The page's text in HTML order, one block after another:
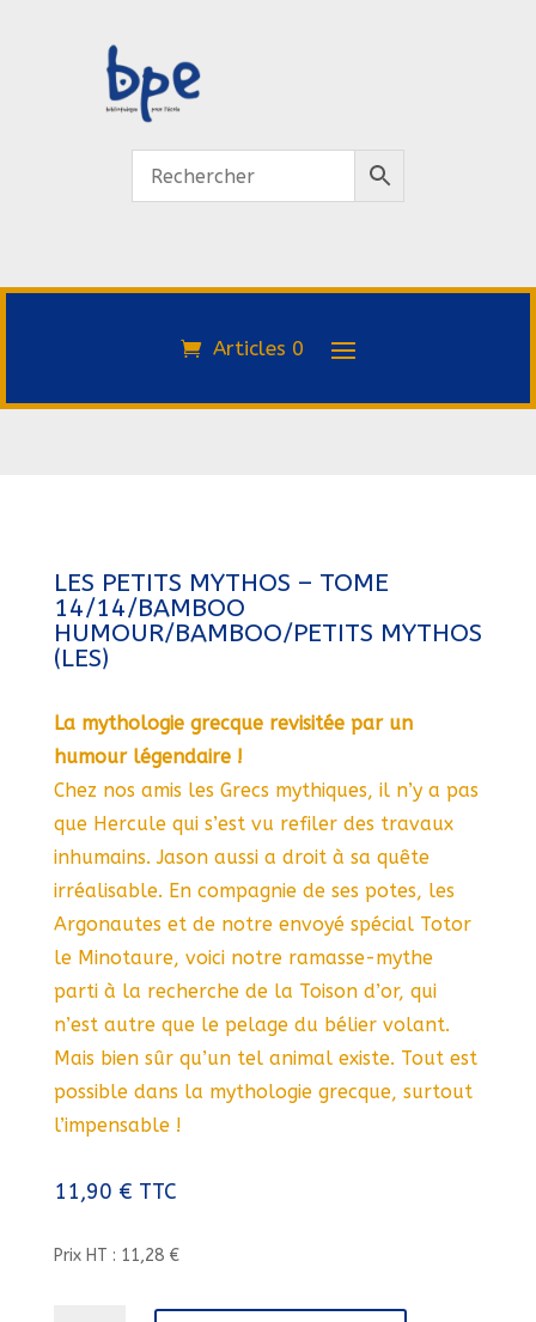
Articles 0
LES PETITS MYTHOS – TOME
14/14/BAMBOO
HUMOUR/BAMBOO/PETITS MYTHOS
(LES)
La mythologie grecque revisitée par un
humour légendaire !
Chez nos amis les Grecs mythiques, il n’y a pas
que Hercule qui s’est vu refiler des travaux
inhumains. Jason aussi a droit à sa quête
irréalisable. En compagnie de ses potes, les
Argonautes et de notre envoyé spécial Totor
le Minotaure, voici notre ramasse-mythe
parti à la recherche de la Toison d’or, qui
n’est autre que le pelage du bélier volant.
Mais bien sûr qu’un tel animal existe. Tout est
possible dans la mythologie grecque, surtout
l’impensable !
11,90 € TTC
Prix HT : 11,28 €